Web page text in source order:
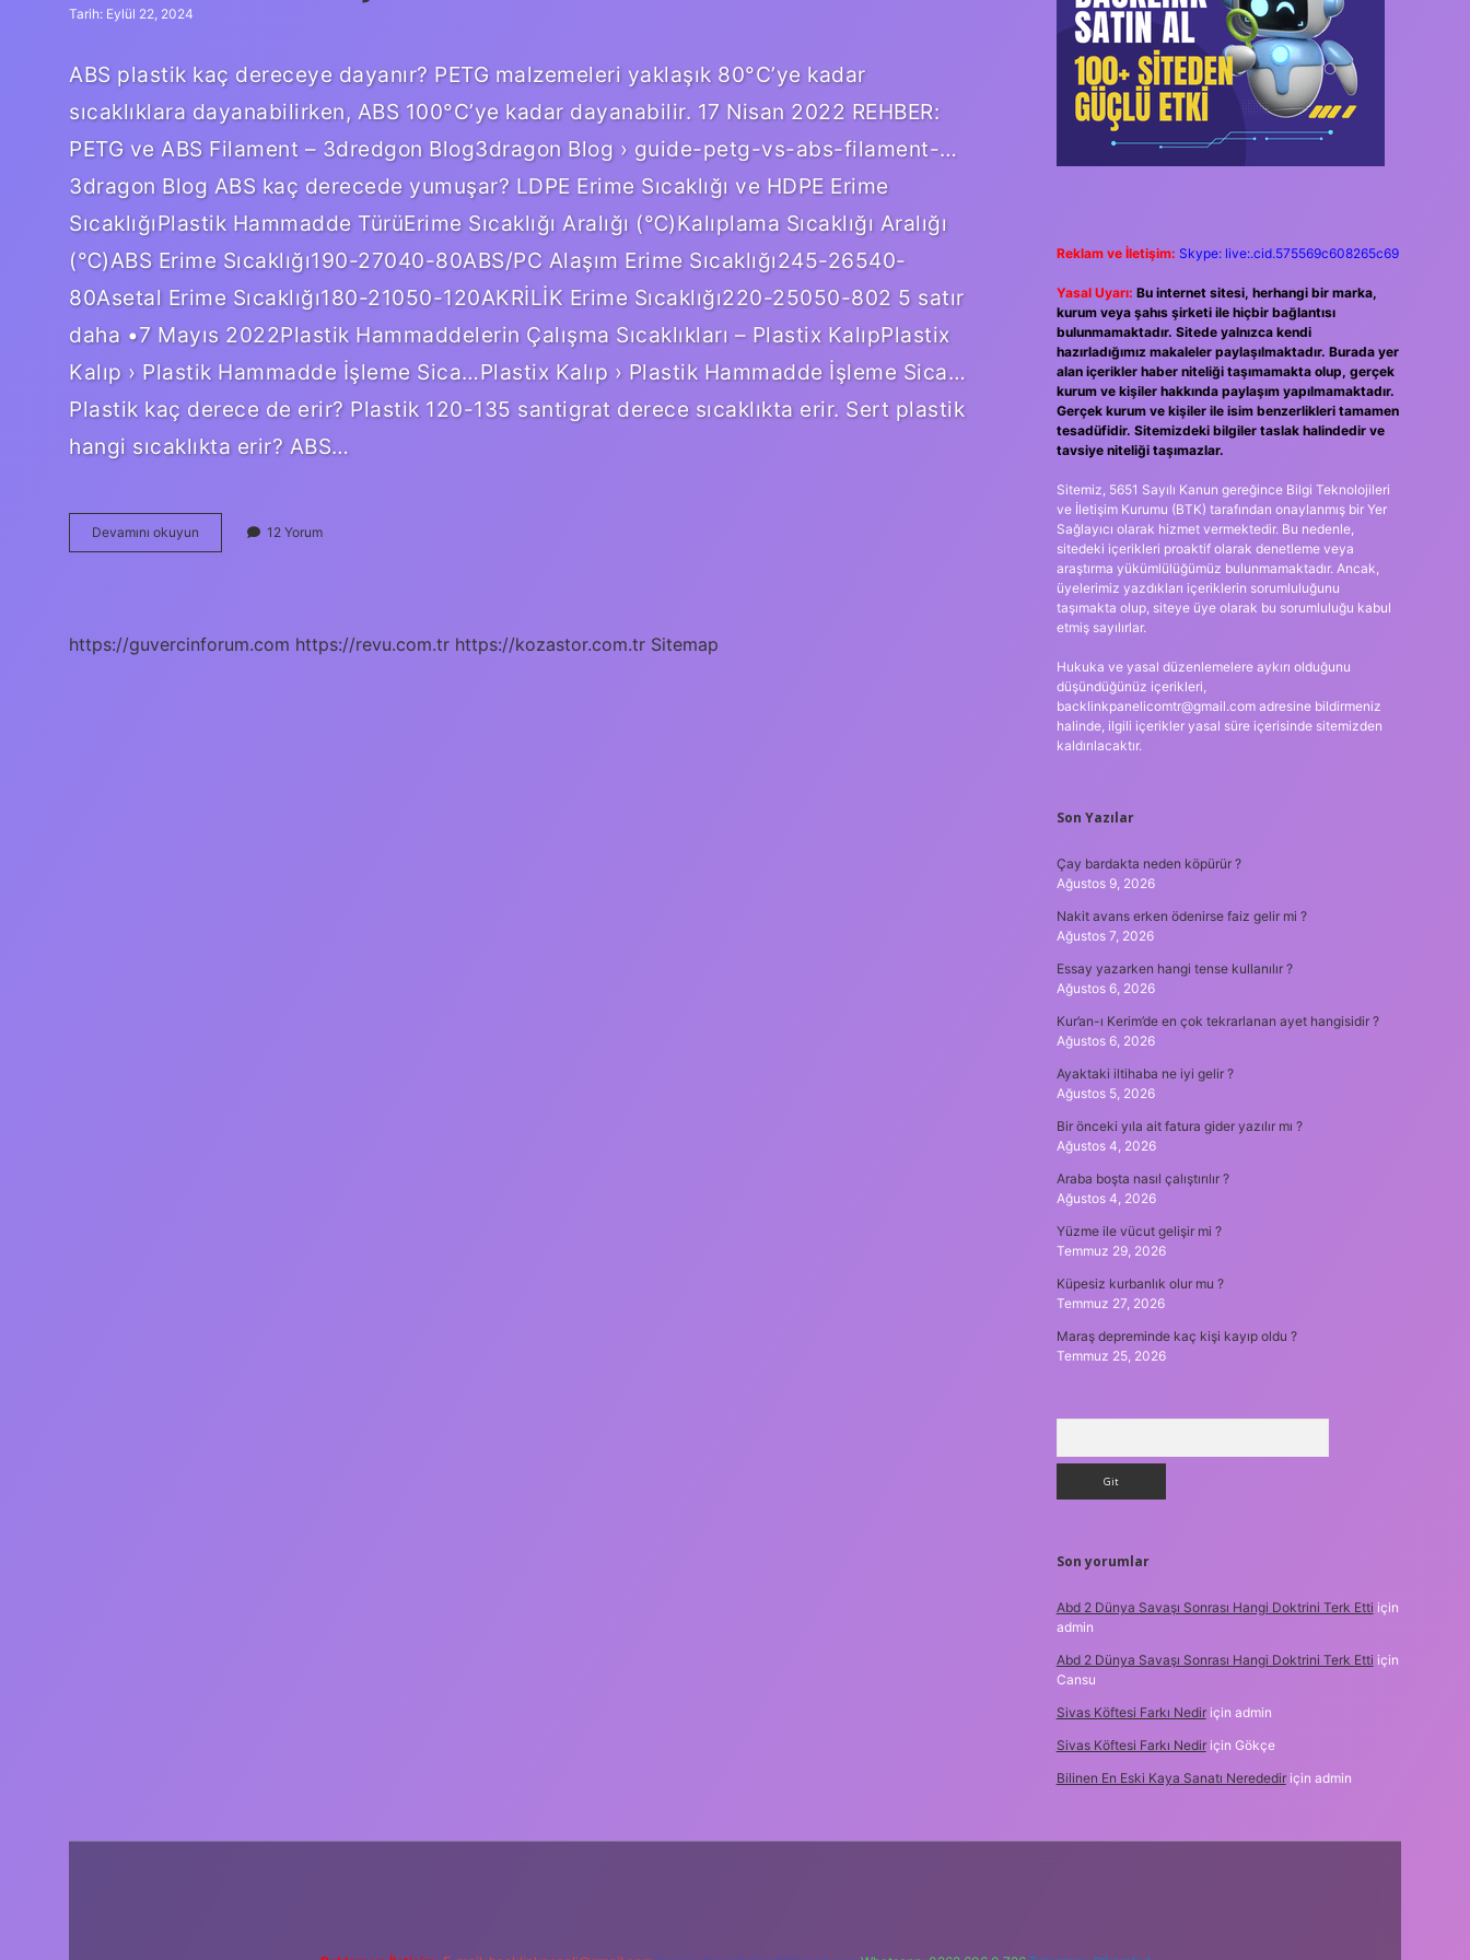
Tarih: Eylül 22, 2024
ABS plastik kaç dereceye dayanır? PETG malzemeleri yaklaşık 80°C’ye kadar
sıcaklıklara dayanabilirken, ABS 100°C’ye kadar dayanabilir. 17 Nisan 2022 REHBER:
PETG ve ABS Filament – ​​​​3dredgon Blog3dragon Blog › guide-petg-vs-abs-filament-…
3dragon Blog ABS kaç derecede yumuşar? LDPE Erime Sıcaklığı ve HDPE Erime
SıcaklığıPlastik Hammadde TürüErime Sıcaklığı Aralığı (℃)Kalıplama Sıcaklığı Aralığı
(℃)ABS Erime Sıcaklığı190-27040-80ABS/PC Alaşım Erime Sıcaklığı245-26540-
80Asetal Erime Sıcaklığı180-21050-120AKRİLİK Erime Sıcaklığı220-25050-802 5 satır
daha •7 Mayıs 2022Plastik Hammaddelerin Çalışma Sıcaklıkları – Plastix KalıpPlastix
Kalıp › Plastik Hammadde İşleme Sica…Plastix Kalıp › Plastik Hammadde İşleme Sica…
Plastik kaç derece de erir? Plastik 120-135 santigrat derece sıcaklıkta erir. Sert plastik
hangi sıcaklıkta erir? ABS…
Devamını okuyun
Plastik
12 Yorum
https://guvercinforum.com https://revu.com.tr https://kozastor.com.tr Sitemap
Reklam ve İletişim: Skype: live:.cid.575569c608265c69
Yasal Uyarı: Bu internet sitesi, herhangi bir marka,
kurum veya şahıs şirketi ile hiçbir bağlantısı
bulunmamaktadır. Sitede yalnızca kendi
hazırladığımız makaleler paylaşılmaktadır. Burada yer
alan içerikler haber niteliği taşımamakta olup, gerçek
kurum ve kişiler hakkında paylaşım yapılmamaktadır.
Gerçek kurum ve kişiler ile isim benzerlikleri tamamen
tesadüfidir. Sitemizdeki bilgiler taslak halindedir ve
tavsiye niteliği taşımazlar.
Sitemiz, 5651 Sayılı Kanun gereğince Bilgi Teknolojileri
ve İletişim Kurumu (BTK) tarafından onaylanmış bir Yer
Sağlayıcı olarak hizmet vermektedir. Bu nedenle,
sitedeki içerikleri proaktif olarak denetleme veya
araştırma yükümlülüğümüz bulunmamaktadır. Ancak,
üyelerimiz yazdıkları içeriklerin sorumluluğunu
taşımakta olup, siteye üye olarak bu sorumluluğu kabul
etmiş sayılırlar.
Hukuka ve yasal düzenlemelere aykırı olduğunu
düşündüğünüz içerikleri,
backlinkpanelicomtr@gmail.comadresine bildirmeniz
halinde, ilgili içerikler yasal süre içerisinde sitemizden
kaldırılacaktır.
Son Yazılar
Çay bardakta neden köpürür ?
Ağustos 9, 2026
Nakit avans erken ödenirse faiz gelir mi ?
Ağustos 7, 2026
Essay yazarken hangi tense kullanılır ?
Ağustos 6, 2026
Kur’an-ı Kerim’de en çok tekrarlanan ayet hangisidir ?
Ağustos 6, 2026
Ayaktaki iltihaba ne iyi gelir ?
Ağustos 5, 2026
Bir önceki yıla ait fatura gider yazılır mı ?
Ağustos 4, 2026
Araba boşta nasıl çalıştırılır ?
Ağustos 4, 2026
Yüzme ile vücut gelişir mi ?
Temmuz 29, 2026
Küpesiz kurbanlık olur mu ?
Temmuz 27, 2026
Maraş depreminde kaç kişi kayıp oldu ?
Temmuz 25, 2026
Son yorumlar
Abd 2 Dünya Savaşı Sonrası Hangi Doktrini Terk Etti için
admin
Abd 2 Dünya Savaşı Sonrası Hangi Doktrini Terk Etti için
Cansu
Sivas Köftesi Farkı Nediriçin admin
Sivas Köftesi Farkı Nediriçin Gökçe
Bilinen En Eski Kaya Sanatı Neredediriçin admin